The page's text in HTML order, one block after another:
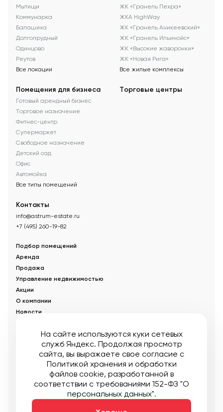
Мытищи
Коммунарка
Балашиха
Долгопрудный
Одинцово
Реутов
Все локации
ЖК «Гранель Пехра»
ЖКА HighWay
ЖК «Гранель Аникеевский»
ЖК «Гранель Ильинойс»
ЖК «Высокие жаворонки»
ЖК «Новая Рига»
Все жилые комплексы
Помещения для бизнеса
Готовый арендный бизнес
Торговое назначение
Фитнес-центр
Супермаркет
Свободное назначение
Детский сад
Офис
Автомойка
Все типы помещений
Торговые центры
Контакты
info@astrum-estate.ru
+7 (495) 260-19-82
Подбор помещений
Аренда
Продажа
Управление недвижимостью
Акции
О компании
Новости
© Управляющая компания «Аструм Недвижимость». 2026
Опубликованная на сайте информация носит информационный
характер и не является публичной офертой
Мы в соцсетях:
Публичная оферта
Пользовательское соглашение
Карта сайта
На сайте используются куки сетевых
служб Яндекс. Продолжая просмотр
сайта, вы выражаете свое согласие с
Политикой хранения и обработки
файлов cookie, разработанной в
соответствии с требованиями 152-ФЗ "О
персональных данных".